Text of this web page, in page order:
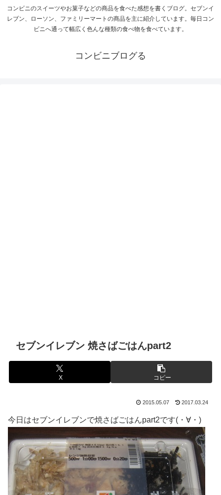
コンビニのスイーツやお菓子などの商品を食べた感想を書くブログ。セブンイ
レブン、ローソン、ファミリーマートの商品を主に紹介しています。毎日コン
ビニへ通って幅広く色んな種類の食べ物を食べています。
コンビニブログる
セブンイレブン 焼さばごはんpart2
X コピー
2015.05.07 2017.03.24
今日はセブンイレブンで焼さばごはんpart2です(・∀・)